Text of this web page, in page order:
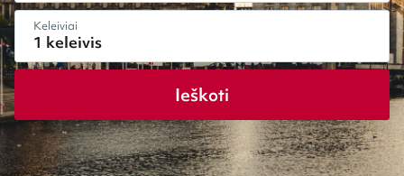
Keleiviai
Ieškoti